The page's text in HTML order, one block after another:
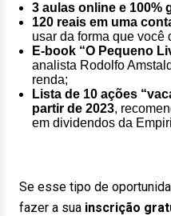
3 aulas online e 100%
120 reais em uma
usar da forma que você
E-book “O Pequeno
analista Rodolfo
renda;
Lista de 10 ações
partir de 2023,
em dividendos da
Se esse tipo de
fazer a sua inscrição